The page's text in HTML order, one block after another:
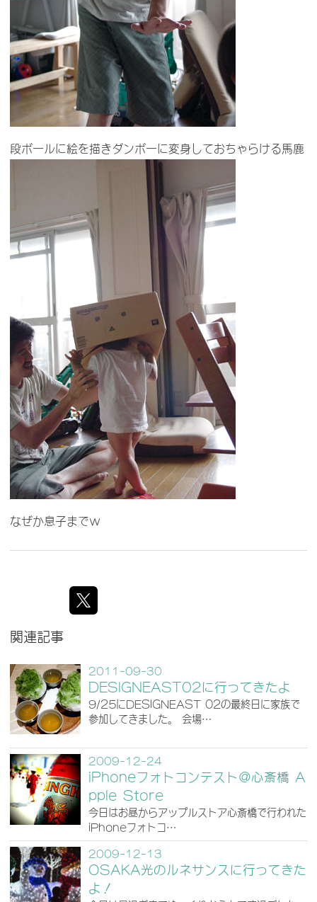
段ボールに絵を描きダンボーに変身しておちゃらける馬鹿
なぜか息子までｗ
関連記事
2011-09-30
DESIGNEAST02に行ってきたよ
9/25にDESIGNEAST 02の最終日に家族で
参加してきました。 会場…
2009-12-24
iPhoneフォトコンテスト＠心斎橋 A
pple Store
今日はお昼からアップルストア心斎橋で行われた
iPhoneフォトコ…
2009-12-13
OSAKA光のルネサンスに行ってきた
よ！